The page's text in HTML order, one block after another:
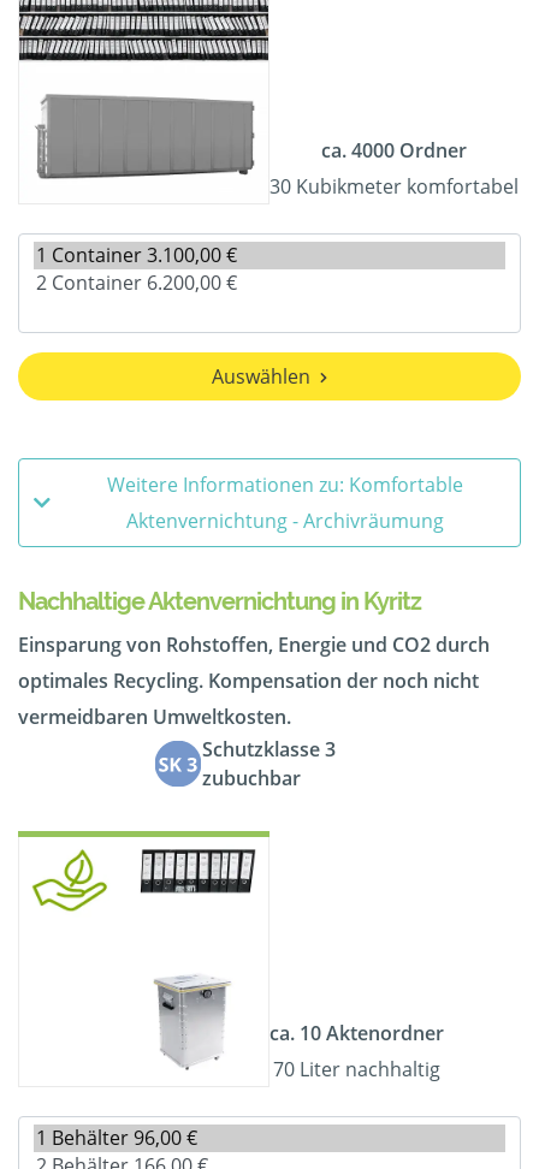
ca. 4000 Ordner
30 Kubikmeter komfortabel
Auswählen
Weitere Informationen zu: Komfortable
Aktenvernichtung - Archivräumung
Nachhaltige Aktenvernichtung in Kyritz
Einsparung von Rohstoffen, Energie und CO2 durch
optimales Recycling. Kompensation der noch nicht
vermeidbaren Umweltkosten.
Schutzklasse 3
zubuchbar
ca. 10 Aktenordner
70 Liter nachhaltig